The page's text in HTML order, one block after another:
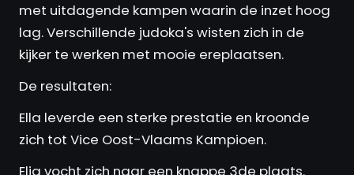
met uitdagende kampen waarin de inzet hoog
lag. Verschillende judoka's wisten zich in de
kijker te werken met mooie ereplaatsen.
De resultaten:
Ella leverde een sterke prestatie en kroonde
zich tot Vice Oost-Vlaams Kampioen.
Elia vocht zich naar een knappe 3de plaats.